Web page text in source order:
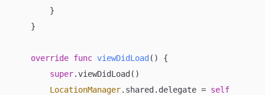
        }
    }
override func viewDidLoad ()
{
super.viewDidLoad()
LocationManager.shared.delegate = self